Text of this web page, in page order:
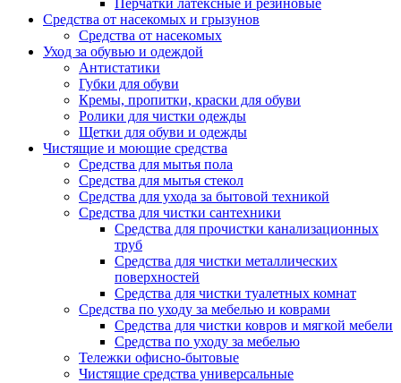
Перчатки латексные и резиновые
Средства от насекомых и грызунов
Средства от насекомых
Уход за обувью и одеждой
Антистатики
Губки для обуви
Кремы, пропитки, краски для обуви
Ролики для чистки одежды
Щетки для обуви и одежды
Чистящие и моющие средства
Средства для мытья пола
Средства для мытья стекол
Средства для ухода за бытовой техникой
Средства для чистки сантехники
Средства для прочистки канализационных
труб
Средства для чистки металлических
поверхностей
Средства для чистки туалетных комнат
Средства по уходу за мебелью и коврами
Средства для чистки ковров и мягкой мебели
Средства по уходу за мебелью
Тележки офисно-бытовые
Чистящие средства универсальные